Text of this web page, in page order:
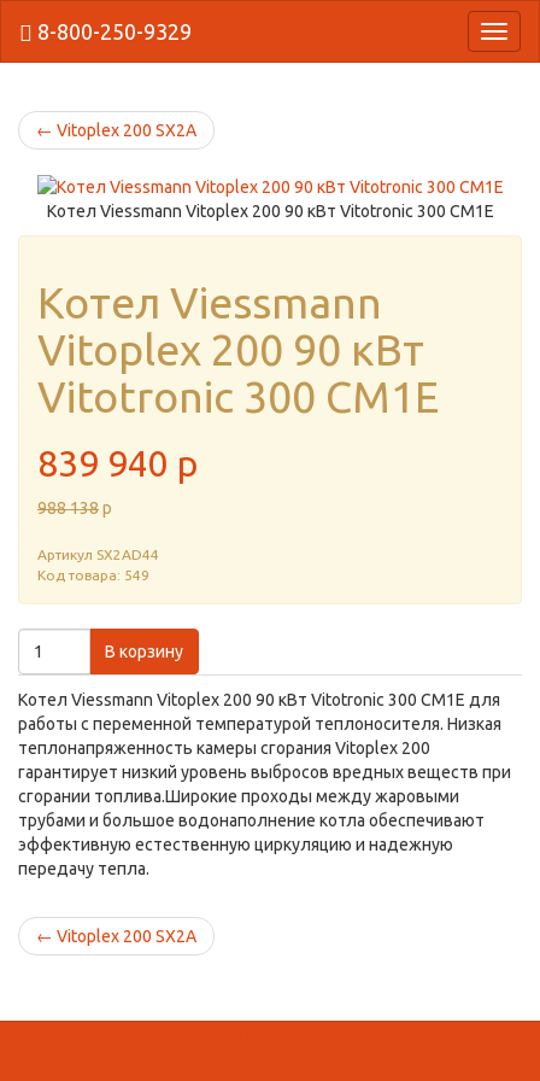
8-800-250-9329
← Vitoplex 200 SX2A
Котел Viessmann Vitoplex 200 90 кВт Vitotronic 300 CM1E
Котел Viessmann
Vitoplex 200 90 кВт
Vitotronic 300 CM1E
839 940 p
988 138p
Артикул SX2AD44
Код товара: 549
В корзину
Котел Viessmann Vitoplex 200 90 кВт Vitotronic 300 CM1E для
работы с переменной температурой теплоносителя. Низкая
теплонапряженность камеры сгорания Vitoplex 200
гарантирует низкий уровень выбросов вредных веществ при
сгорании топлива.Широкие проходы между жаровыми
трубами и большое водонаполнение котла обеспечивают
эффективную естественную циркуляцию и надежную
передачу тепла.
← Vitoplex 200 SX2A